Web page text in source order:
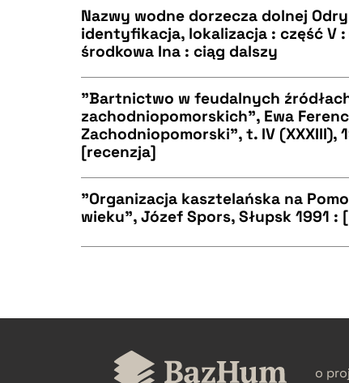
BIBTEX
BIBTEX
CZYSTY TEKST
BIBTEX
Nazwy wodne dorzecza dolnej
identyfikacja, lokalizacja : część V
środkowa Ina : ciąg dalszy
CZYSTY TEKST
BIBTEX
"Bartnictwo w feudalnych
zachodniopomorskich", Ewa
Zachodniopomorski", t. IV (XXXIII),
[recenzja]
"Organizacja kasztelańska na
wieku", Józef Spors, Słupsk 1991 :
o